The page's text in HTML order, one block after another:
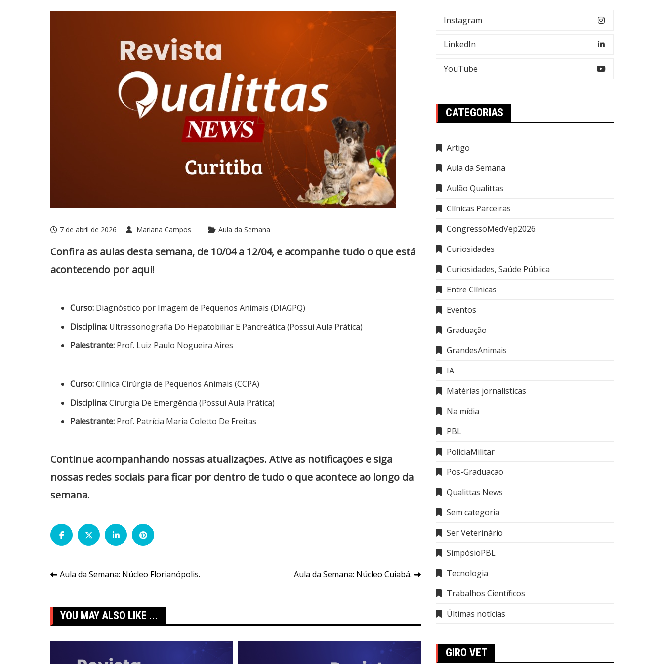
7 de abril de 2026 Mariana Campos Aula da Semana
Confira as aulas desta semana, de 10/04 a 12/04, e acompanhe tudo o que está
acontecendo por aqui!
Curso: Diagnóstico por Imagem de Pequenos Animais (DIAGPQ)
Disciplina: Ultrassonografia Do Hepatobiliar E Pancreática (Possui Aula Prática)
Palestrante: Prof. Luiz Paulo Nogueira Aires
Curso:Clínica Cirúrgia de Pequenos Animais (CCPA)
Disciplina:Cirurgia De Emergência (Possui Aula Prática)
Palestrante: Prof. Patrícia Maria Coletto De Freitas
Continue acompanhando nossas atualizações. Ative as notificações e siga
nossas redes sociais para ficar por dentro de tudo o que acontece ao longo da
semana.
Navegação
Post
Aula da Semana: Núcleo Florianópolis. Aula da Semana: Núcleo Cuiabá.
YOU MAY ALSO LIKE ...
Instagram
LinkedIn
YouTube
CATEGORIAS
Artigo
Aula da Semana
Aulão Qualittas
Clínicas Parceiras
CongressoMedVep2026
Curiosidades
Curiosidades, Saúde Pública
Entre Clínicas
Eventos
Graduação
GrandesAnimais
IA
Matérias jornalísticas
Na mídia
PBL
PoliciaMilitar
Pos-Graduacao
Qualittas News
Sem categoria
Ser Veterinário
SimpósioPBL
Tecnologia
Trabalhos Científicos
Últimas notícias
GIRO VET